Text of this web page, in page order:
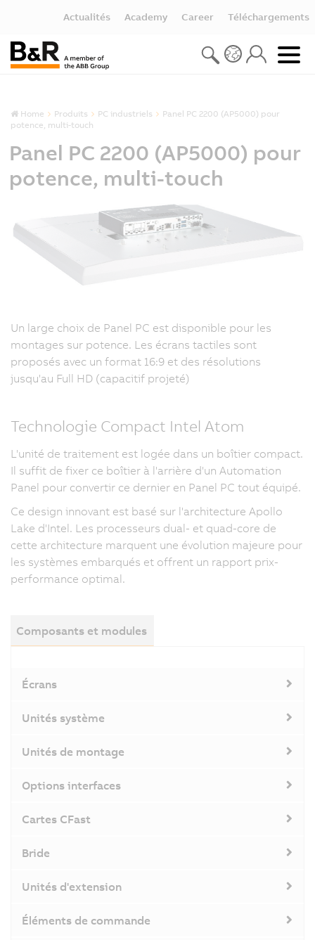
Actualités Academy Career Téléchargements
Home Produits PC industriels
Panel PC 2200 (AP5000) pour
potence, multi-touch
Panel PC 2200 (AP5000) pour
potence, multi-touch
Un large choix de Panel PC est disponible pour les
montages sur potence. Les écrans tactiles sont
proposés avec un format 16:9 et des résolutions
jusqu'au Full HD (capacitif projeté)
Technologie Compact Intel Atom
L'unité de traitement est logée dans un boîtier compact.
Il suffit de fixer ce boîtier à l'arrière d'un Automation
Panel pour convertir ce dernier en Panel PC tout équipé.
Ce design innovant est basé sur l'architecture Apollo
Lake d'Intel. Les processeurs dual- et quad-core de
cette architecture marquent une évolution majeure pour
les systèmes embarqués et offrent un rapport prix-
performance optimal.
Composants et modules
Écrans
Unités système
Unités de montage
Options interfaces
Cartes CFast
Bride
Unités d'extension
Éléments de commande